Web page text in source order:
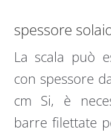
spessore
La scala può
con spessore
cm Si, è
barre filettate